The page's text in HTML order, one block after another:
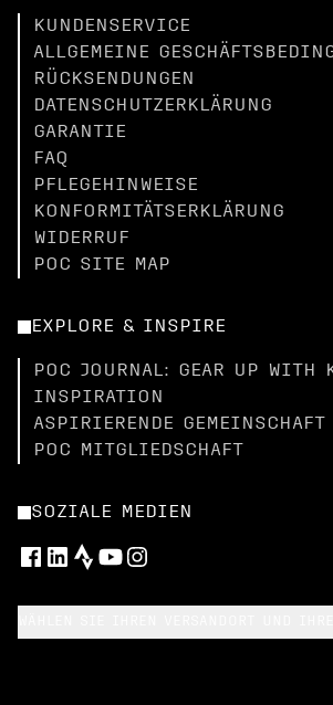
KUNDENSERVICE
ALLGEMEINE
RÜCKSENDUNGEN
DATENSCHUTZERKLÄRUNG
GARANTIE
FAQ
PFLEGEHINWEISE
KONFORMITÄTSERKLÄRUNG
WIDERRUF
POC SITE MAP
EXPLORE & INSPIRE
POC JOURNAL: GEAR UP WITH
INSPIRATION
ASPIRIERENDE GEMEINSCHAFT
POC MITGLIEDSCHAFT
SOZIALE MEDIEN